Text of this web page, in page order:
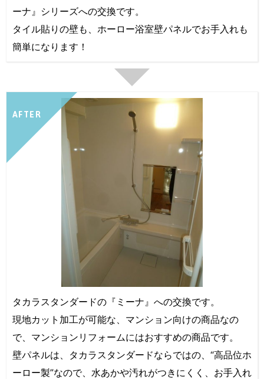
ーナ』シリーズへの交換です。
タイル貼りの壁も、ホーロー浴室壁パネルでお手入れも
簡単になります！
AFTER
タカラスタンダードの『ミーナ』への交換です。
現地カット加工が可能な、マンション向けの商品なの
で、マンションリフォームにはおすすめの商品です。
壁パネルは、タカラスタンダードならではの、“高品位ホ
ーロー製”なので、水あかや汚れがつきにくく、お手入れ